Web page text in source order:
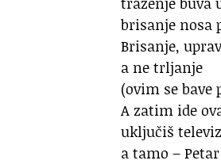
brisanje nosa
Brisanje,
a ne trljanje
(ovim se bave
A zatim ide
uključiš
a tamo –